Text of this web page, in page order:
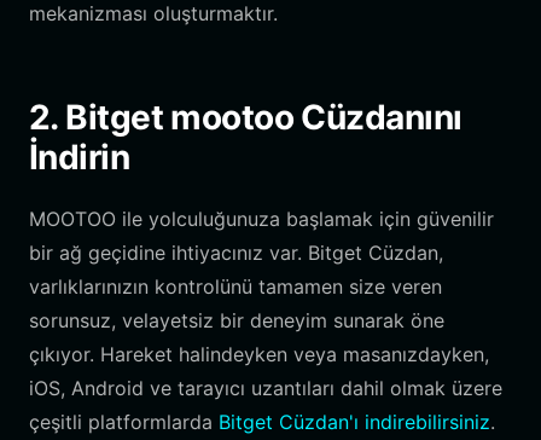
mekanizması oluşturmaktır.
2. Bitget mootoo Cüzdanını
İndirin
MOOTOO ile yolculuğunuza başlamak için güvenilir
bir ağ geçidine ihtiyacınız var. Bitget Cüzdan,
varlıklarınızın kontrolünü tamamen size veren
sorunsuz, velayetsiz bir deneyim sunarak öne
çıkıyor. Hareket halindeyken veya masanızdayken,
iOS, Android ve tarayıcı uzantıları dahil olmak üzere
çeşitli platformlarda Bitget Cüzdan'ı indirebilirsiniz.